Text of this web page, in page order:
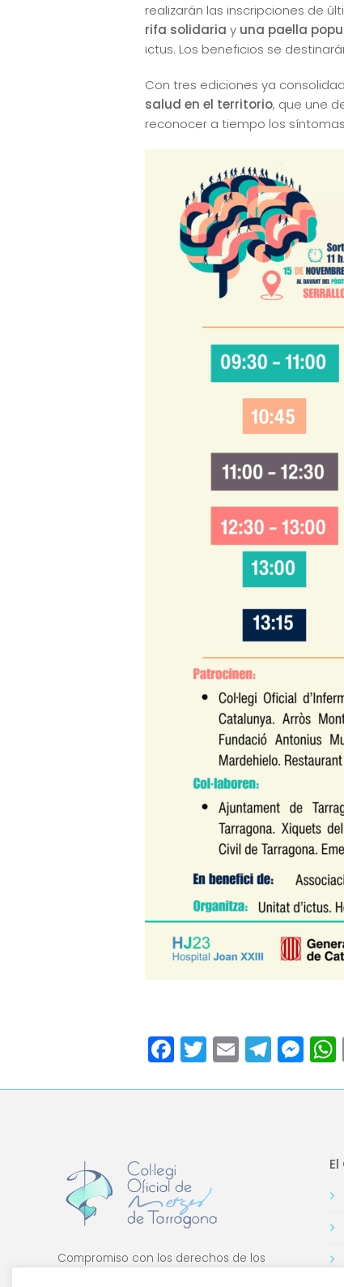
realizarán las inscripciones de
rifa solidaria y una paella
ictus. Los beneficios se
Con tres ediciones ya
salud en el territorio, que une
reconocer a tiempo los
Facebook
Twitter
Email
Compromiso con los derechos de los
El